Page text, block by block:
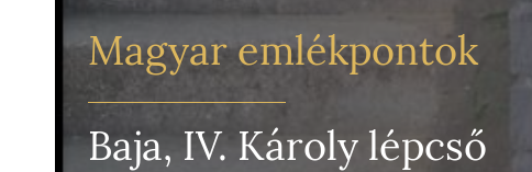
Magyar emlékpontok
Baja, IV. Károly lépcső